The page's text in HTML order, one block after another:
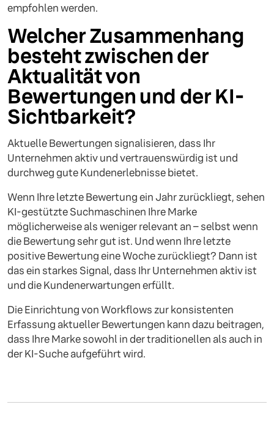
empfohlen werden.
Welcher Zusammenhang
besteht zwischen der
Aktualität von
Bewertungen und der KI-
Sichtbarkeit?
Aktuelle Bewertungen signalisieren, dass Ihr
Unternehmen aktiv und vertrauenswürdig ist und
durchweg gute Kundenerlebnisse bietet.
Wenn Ihre letzte Bewertung ein Jahr zurückliegt, sehen
KI-gestützte Suchmaschinen Ihre Marke
möglicherweise als weniger relevant an – selbst wenn
die Bewertung sehr gut ist. Und wenn Ihre letzte
positive Bewertung eine Woche zurückliegt? Dann ist
das ein starkes Signal, dass Ihr Unternehmen aktiv ist
und die Kundenerwartungen erfüllt.
Die Einrichtung von Workflows zur konsistenten
Erfassung aktueller Bewertungen kann dazu beitragen,
dass Ihre Marke sowohl in der traditionellen als auch in
der KI-Suche aufgeführt wird.